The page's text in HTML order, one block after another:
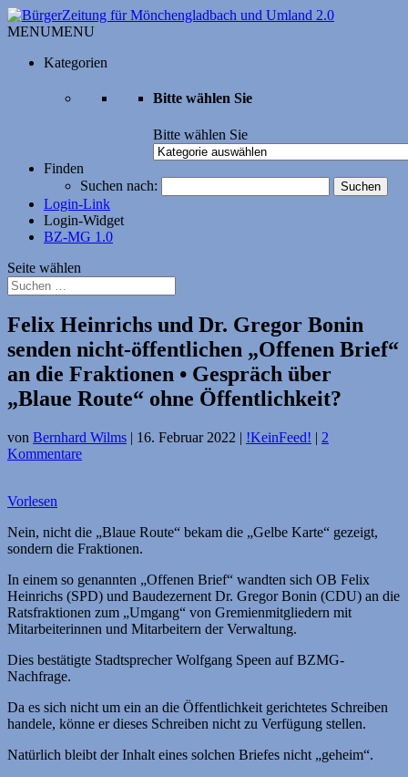
MENUMENU
Kategorien
Bitte wählen Sie
Bitte wählen Sie
Finden
Suchen nach:
Login-Link
Login-Widget
BZ-MG 1.0
Seite wählen
Felix Heinrichs und Dr. Gregor Bonin
senden nicht-öffentlichen „Offenen Brief“
an die Fraktionen • Gespräch über
„Blaue Route“ ohne Öffentlichkeit?
von Bernhard Wilms | 16. Februar 2022 | !KeinFeed! | 2
Kommentare
Vorlesen
Nein, nicht die „Blaue Route“ bekam die „Gelbe Karte“ gezeigt,
sondern die Fraktionen.
In einem so genannten „Offenen Brief“ wandten sich OB Felix
Heinrichs (SPD) und Baudezernent Dr. Gregor Bonin (CDU) an die
Ratsfraktionen zum „Umgang“ von Gremienmitgliedern mit
Mitarbeiterinnen und Mitarbeitern der Verwaltung.
Dies bestätigte Stadtsprecher Wolfgang Speen auf BZMG-
Nachfrage.
Da es sich nicht um ein an die Öffentlichkeit gerichtetes Schreiben
handele, könne er dieses Schreiben nicht zu Verfügung stellen.
Natürlich bleibt der Inhalt eines solchen Briefes nicht „geheim“.